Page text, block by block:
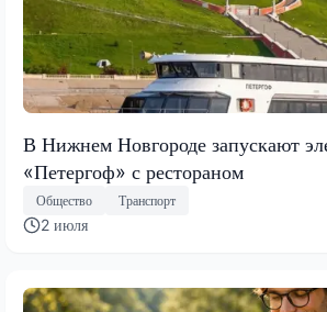
В Нижнем Новгороде запускают
«Петергоф» с рестораном
Общество Транспорт
2 июля